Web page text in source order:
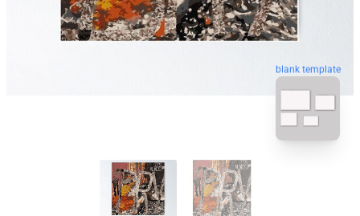
blank template